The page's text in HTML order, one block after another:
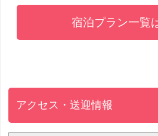
宿泊プラン一覧
アクセス・送迎情報